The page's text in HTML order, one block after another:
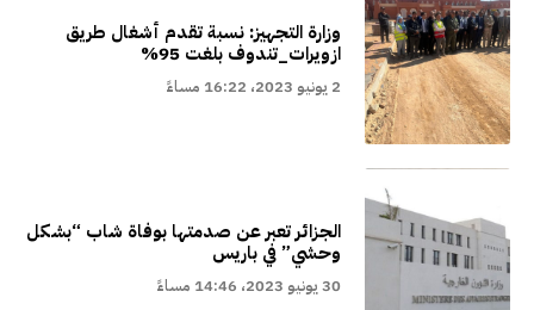
وزارة التجهيز: نسبة تقدم أشغال طريق
ازويرات_تندوف بلغت 95%
2 يونيو 2023، 16:22 مساءً
الجزائر تعبر عن صدمتها بوفاة شاب “بشكل
وحشي” في باريس
30 يونيو 2023، 14:46 مساءً